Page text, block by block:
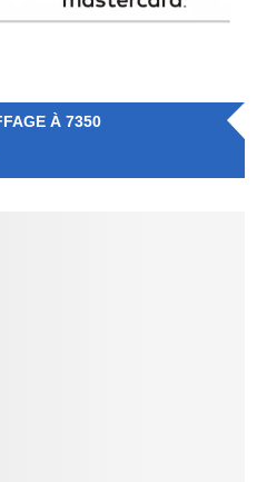
À 7350